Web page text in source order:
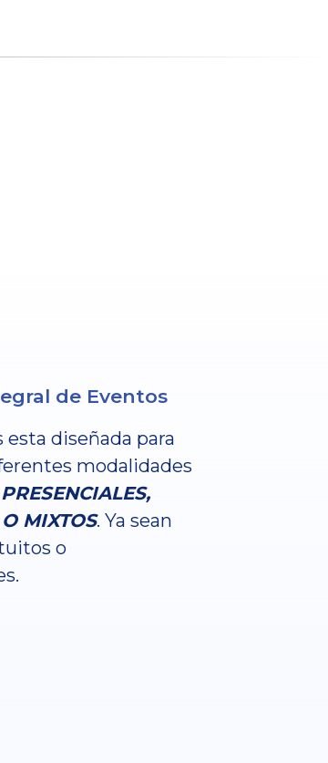
de Eventos
diseñada para
modalidades
PRESENCIALES,
MIXTOS. Ya sean
o